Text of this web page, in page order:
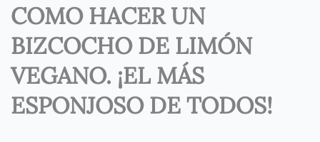
COMO HACER UN
BIZCOCHO DE LIMÓN
VEGANO. ¡EL MÁS
ESPONJOSO DE TODOS!